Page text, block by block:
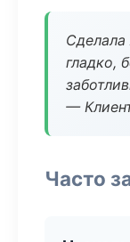
гладко,
—
Часто